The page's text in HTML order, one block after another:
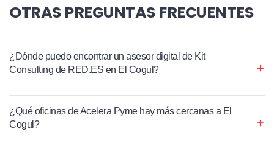
OTRAS PREGUNTAS FRECUENTES
¿Dónde puedo encontrar un asesor digital de Kit
Consulting de RED.ES en El Cogul?
¿Qué oficinas de Acelera Pyme hay más cercanas a El
Cogul?